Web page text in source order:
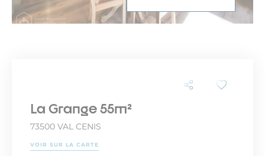
La Grange 55m²
73500 VAL CENIS
VOIR SUR LA CARTE